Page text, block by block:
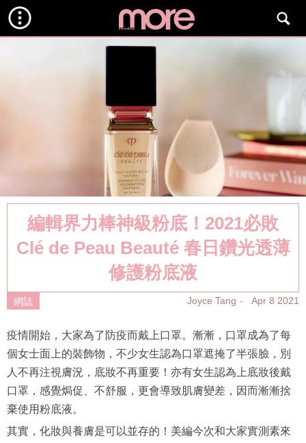
編輯界力棒神級粉底！2021必敗
Clé de Peau Beauté 春日鑽光透薄
修護粉底液
網誌 Joyce Tang Apr 8 2021
疫情開始，大家為了防疫而戴上口罩。漸漸，口罩成為了每
個女士面上的裝飾物，不少女生認為口罩遮掩了半張臉，別
人不再注視膚況，底妝不再重要！亦有女生認為上底妝後戴
口罩，感覺焗促、不舒服，更會導致肌膚變差，因而漸漸捨
棄使用粉底液。
其實，化妝與養膚是可以並存的！美編今次和大家實測素來